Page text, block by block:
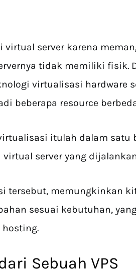
virtual server karena
tidak memiliki fisik.
virtualisasi hardware
beberapa resource
itulah dalam satu
virtual server yang
tersebut, memungkinkan
sesuai kebutuhan,
Sebuah VPS